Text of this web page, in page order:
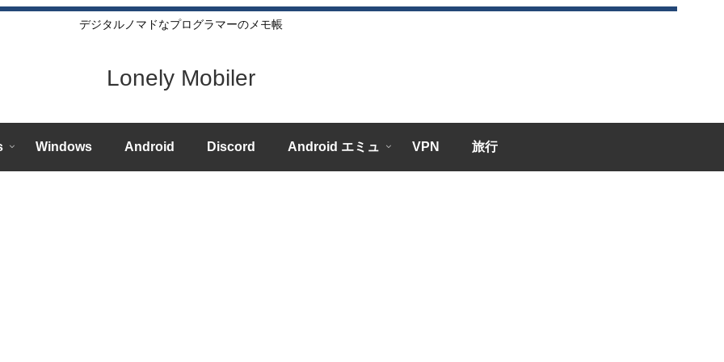
デジタルノマドなプログラマーのメモ帳
Lonely Mobiler
Windows Android Discord Android エミュ VPN 旅行